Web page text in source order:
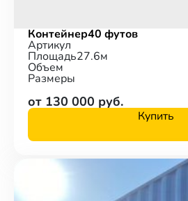
Контейнер40 футов
Артикул
Площадь27.6м
Объем
Размеры
от 130 000 руб.
Купить